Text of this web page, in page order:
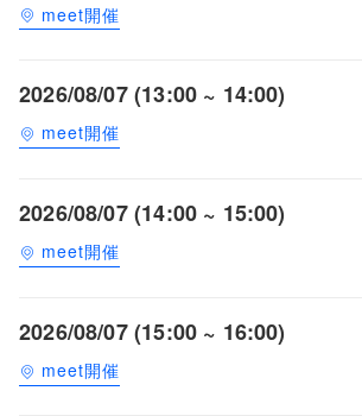
meet開催
2026/08/07 (13:00 ~ 14:00)
meet開催
2026/08/07 (14:00 ~ 15:00)
meet開催
2026/08/07 (15:00 ~ 16:00)
meet開催